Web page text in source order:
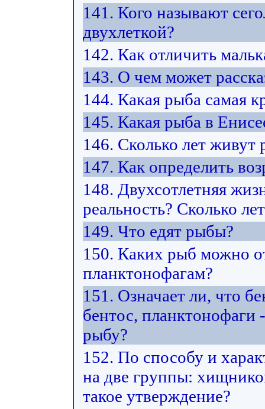
141. Кого называют
двухлеткой?
142. Как отличить
143. О чем может
144. Какая рыба самая
145. Какая рыба в
146. Сколько лет живут
147. Как определить
148. Двухсотлетняя
реальность? Сколько
149. Что едят рыбы?
150. Каких рыб можно
планктонофагам?
151. Означает ли, что
бентос,
рыбу?
152. По способу и
на две группы:
такое утверждение?